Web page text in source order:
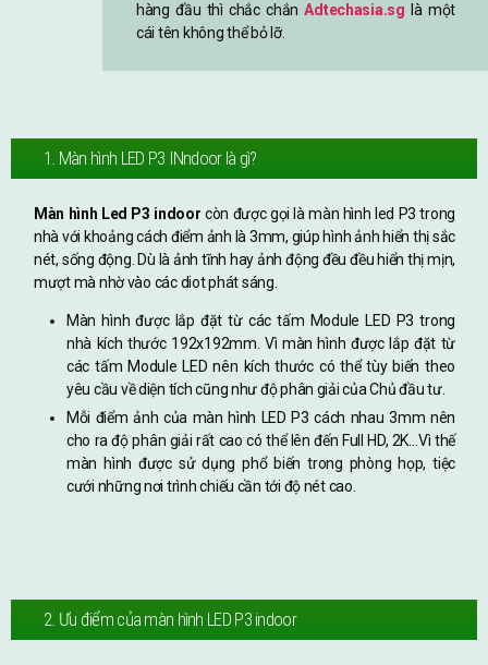
hàng đầu thì chắc chắnAdtechasia.sg là một
cái tên không thể bỏ lỡ.
1. Màn hình LED P3 INndoor là gì?
Màn hình Led P3 indoor còn được gọi là màn hình led P3 trong
nhà với khoảng cách điểm ảnh là 3mm, giúp hình ảnh hiển thị sắc
nét, sống động. Dù là ảnh tĩnh hay ảnh động đều đều hiển thị mịn,
mượt mà nhờ vào các diot phát sáng.
Màn hình được lắp đặt từ các tấm Module LED P3 trong
nhà kích thước 192x192mm. Vì màn hình được lắp đặt từ
các tấm Module LED nên kích thước có thể tùy biến theo
yêu cầu về diện tích cũng như độ phân giải của Chủ đầu tư.
Mỗi điểm ảnh của màn hình LED P3 cách nhau 3mm nên
cho ra độ phân giải rất cao có thể lên đến Full HD, 2K…Vì thế
màn hình được sử dụng phổ biến trong phòng họp, tiệc
cưới những nơi trình chiếu cần tới độ nét cao.
2. Ưu điểm của màn hình LED P3 indoor